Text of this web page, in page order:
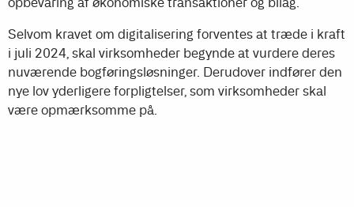
Selvom kravet om digitalisering forventes at træde i kraft
i juli 2024, skal virksomheder begynde at vurdere deres
nuværende bogføringsløsninger. Derudover indfører den
nye lov yderligere forpligtelser, som virksomheder skal
være opmærksomme på.